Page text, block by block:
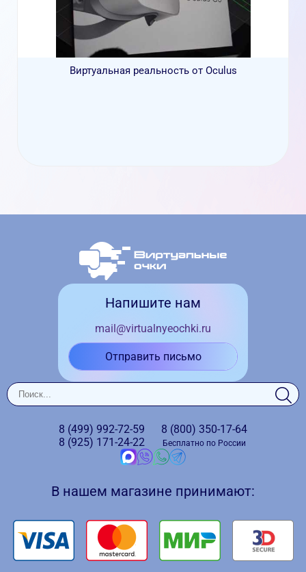
Виртуальная реальность от Oculus
Напишите нам
mail@virtualnyeochki.ru
Отправить письмо
8 (499) 992-72-59
8 (925) 171-24-22
8 (800) 350-17-64
Бесплатно по России
В нашем магазине принимают: